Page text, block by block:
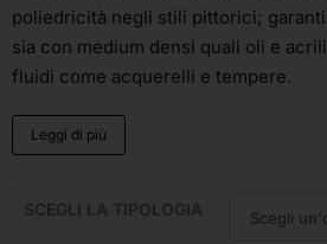
poliedricità negli stili pittorici;
sia con medium densi quali oli e
fluidi come acquerelli e tempere.
Leggi di più
SCEGLI LA TIPOLOGIA